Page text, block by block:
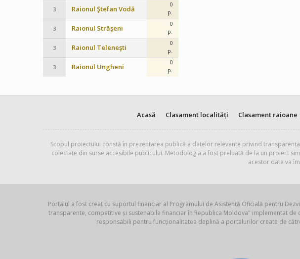
3 Raionul Ştefan Vodă
0
p.
3 Raionul Străşeni
0
p.
3 Raionul Teleneşti
0
p.
3 Raionul Ungheni
0
p.
Acasă Clasament localități Clasament raioane
Scopul proiectului constă în prezentarea publică a datelor relevante privind
colectate din surse accesibile publicului. Metodologia a fost preluată de la un proiect
acestor date va
Portalul a fost creat cu suportul financiar al Programului de Asistență Oficială pentru
transparente, competitive și sustenabile financiar în Republica Moldova" implementat de
responsabili pentru funcționalitatea deplină a portalurilor create de